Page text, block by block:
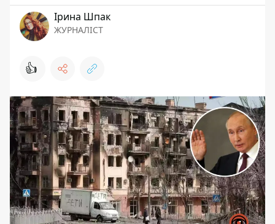
Ірина Шпак
ЖУРНАЛІСТ
👍